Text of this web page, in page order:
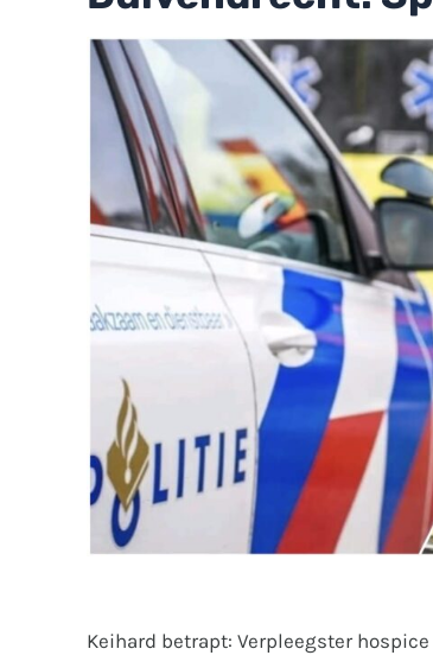
Keihard betrapt: Verpleegster